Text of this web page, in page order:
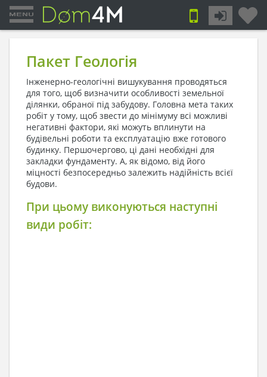
Пакет Геологія
Інженерно-геологічні вишукування проводяться
для того, щоб визначити особливості земельної
ділянки, обраної під забудову. Головна мета таких
робіт у тому, щоб звести до мінімуму всі можливі
негативні фактори, які можуть вплинути на
будівельні роботи та експлуатацію вже готового
будинку. Першочергово, ці дані необхідні для
закладки фундаменту. А, як відомо, від його
міцності безпосередньо залежить надійність всієї
будови.
При цьому виконуються наступні
види робіт: